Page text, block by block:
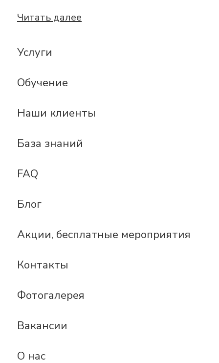
Услуги
Обучение
Наши клиенты
База знаний
FAQ
Блог
Акции, бесплатные мероприятия
Контакты
Фотогалерея
Вакансии
О нас
Читать далее